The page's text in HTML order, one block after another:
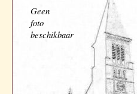
Geen
foto
beschikbaar